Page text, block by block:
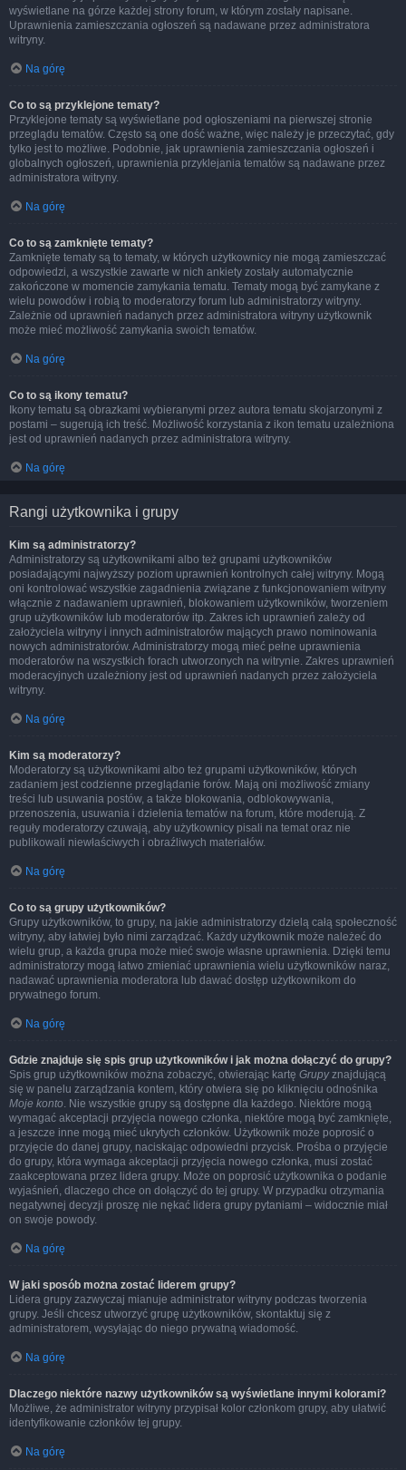
wyświetlane na górze każdej strony forum, w którym zostały napisane.
Uprawnienia zamieszczania ogłoszeń są nadawane przez administratora
witryny.
Na górę
Co to są przyklejone tematy?
Przyklejone tematy są wyświetlane pod ogłoszeniami na pierwszej stronie
przeglądu tematów. Często są one dość ważne, więc należy je przeczytać, gdy
tylko jest to możliwe. Podobnie, jak uprawnienia zamieszczania ogłoszeń i
globalnych ogłoszeń, uprawnienia przyklejania tematów są nadawane przez
administratora witryny.
Na górę
Co to są zamknięte tematy?
Zamknięte tematy są to tematy, w których użytkownicy nie mogą zamieszczać
odpowiedzi, a wszystkie zawarte w nich ankiety zostały automatycznie
zakończone w momencie zamykania tematu. Tematy mogą być zamykane z
wielu powodów i robią to moderatorzy forum lub administratorzy witryny.
Zależnie od uprawnień nadanych przez administratora witryny użytkownik
może mieć możliwość zamykania swoich tematów.
Na górę
Co to są ikony tematu?
Ikony tematu są obrazkami wybieranymi przez autora tematu skojarzonymi z
postami – sugerują ich treść. Możliwość korzystania z ikon tematu uzależniona
jest od uprawnień nadanych przez administratora witryny.
Na górę
Rangi użytkownika i grupy
Kim są administratorzy?
Administratorzy są użytkownikami albo też grupami użytkowników
posiadającymi najwyższy poziom uprawnień kontrolnych całej witryny. Mogą
oni kontrolować wszystkie zagadnienia związane z funkcjonowaniem witryny
włącznie z nadawaniem uprawnień, blokowaniem użytkowników, tworzeniem
grup użytkowników lub moderatorów itp. Zakres ich uprawnień zależy od
założyciela witryny i innych administratorów mających prawo nominowania
nowych administratorów. Administratorzy mogą mieć pełne uprawnienia
moderatorów na wszystkich forach utworzonych na witrynie. Zakres uprawnień
moderacyjnych uzależniony jest od uprawnień nadanych przez założyciela
witryny.
Na górę
Kim są moderatorzy?
Moderatorzy są użytkownikami albo też grupami użytkowników, których
zadaniem jest codzienne przeglądanie forów. Mają oni możliwość zmiany
treści lub usuwania postów, a także blokowania, odblokowywania,
przenoszenia, usuwania i dzielenia tematów na forum, które moderują. Z
reguły moderatorzy czuwają, aby użytkownicy pisali na temat oraz nie
publikowali niewłaściwych i obraźliwych materiałów.
Na górę
Co to są grupy użytkowników?
Grupy użytkowników, to grupy, na jakie administratorzy dzielą całą społeczność
witryny, aby łatwiej było nimi zarządzać. Każdy użytkownik może należeć do
wielu grup, a każda grupa może mieć swoje własne uprawnienia. Dzięki temu
administratorzy mogą łatwo zmieniać uprawnienia wielu użytkowników naraz,
nadawać uprawnienia moderatora lub dawać dostęp użytkownikom do
prywatnego forum.
Na górę
Gdzie znajduje się spis grup użytkowników i jak można dołączyć do grupy?
Spis grup użytkowników można zobaczyć, otwierając kartę Grupyznajdującą
się w panelu zarządzania kontem, który otwiera się po kliknięciu odnośnika
Moje konto. Nie wszystkie grupy są dostępne dla każdego. Niektóre mogą
wymagać akceptacji przyjęcia nowego członka, niektóre mogą być zamknięte,
a jeszcze inne mogą mieć ukrytych członków. Użytkownik może poprosić o
przyjęcie do danej grupy, naciskając odpowiedni przycisk. Prośba o przyjęcie
do grupy, która wymaga akceptacji przyjęcia nowego członka, musi zostać
zaakceptowana przez lidera grupy. Może on poprosić użytkownika o podanie
wyjaśnień, dlaczego chce on dołączyć do tej grupy. W przypadku otrzymania
negatywnej decyzji proszę nie nękać lidera grupy pytaniami – widocznie miał
on swoje powody.
Na górę
W jaki sposób można zostać liderem grupy?
Lidera grupy zazwyczaj mianuje administrator witryny podczas tworzenia
grupy. Jeśli chcesz utworzyć grupę użytkowników, skontaktuj się z
administratorem, wysyłając do niego prywatną wiadomość.
Na górę
Dlaczego niektóre nazwy użytkowników są wyświetlane innymi kolorami?
Możliwe, że administrator witryny przypisał kolor członkom grupy, aby ułatwić
identyfikowanie członków tej grupy.
Na górę